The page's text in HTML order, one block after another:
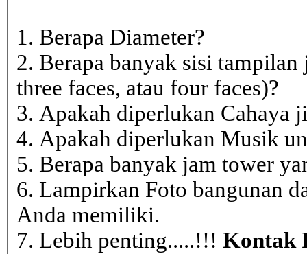
1. Berapa Diameter?
2. Berapa banyak sisi
three faces, atau four faces)?
3. Apakah diperlukan Cahaya
4. Apakah diperlukan Musik
5. Berapa banyak jam tower
6. Lampirkan Foto bangunan
Anda memiliki.
7. Lebih penting.....!!! Kontak